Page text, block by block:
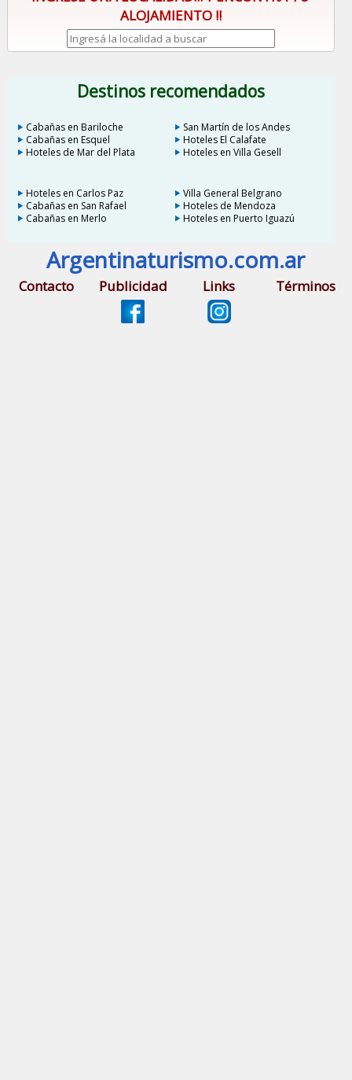
ALOJAMIENTO !!
Destinos recomendados
Cabañas en Bariloche
San Martín de los Andes
Cabañas en Esquel
Hoteles El Calafate
Hoteles de Mar del Plata
Hoteles en Villa Gesell
Hoteles en Carlos Paz
Villa General Belgrano
Cabañas en San Rafael
Hoteles de Mendoza
Cabañas en Merlo
Hoteles en Puerto Iguazú
Argentinaturismo.com.ar
Contacto Publicidad Links Términos